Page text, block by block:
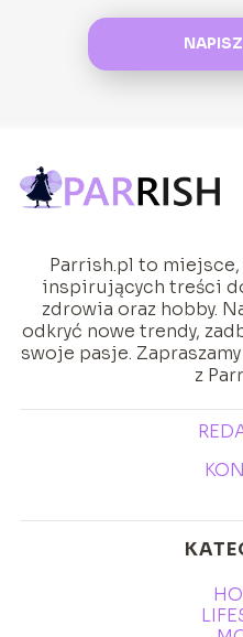
Parrish.pl to
inspirujących treści
zdrowia oraz hobby.
odkryć nowe trendy,
swoje pasje.
z